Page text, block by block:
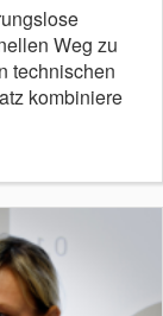
Weg zu
technischen
kombiniere